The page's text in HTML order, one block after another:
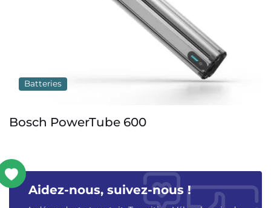
Batteries
Bosch PowerTube 600
Aidez-nous, suivez-nous !